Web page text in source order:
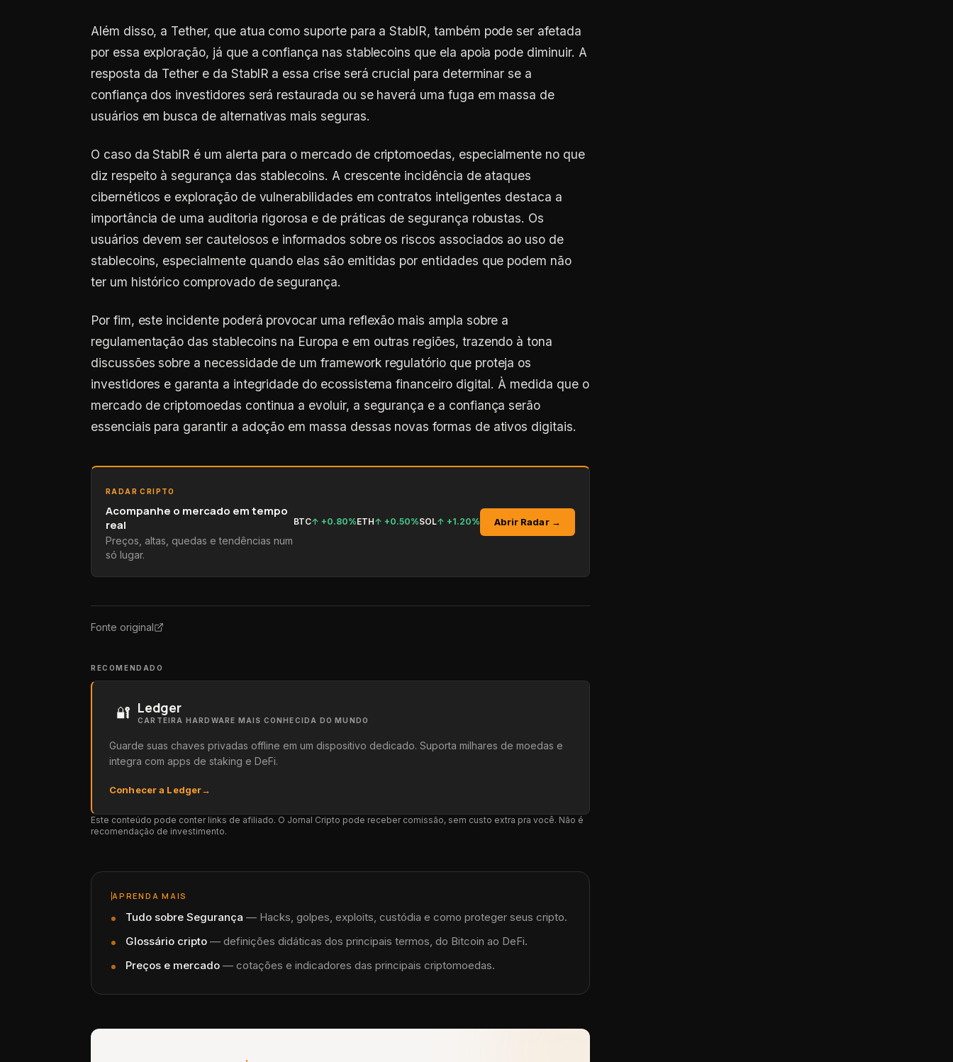
Além disso, a Tether, que atua como suporte para a StablR, também pode ser afetada
por essa exploração, já que a confiança nas stablecoins que ela apoia pode diminuir. A
resposta da Tether e da StablR a essa crise será crucial para determinar se a
confiança dos investidores será restaurada ou se haverá uma fuga em massa de
usuários em busca de alternativas mais seguras.
O caso da StablR é um alerta para o mercado de criptomoedas, especialmente no que
diz respeito à segurança das stablecoins. A crescente incidência de ataques
cibernéticos e exploração de vulnerabilidades em contratos inteligentes destaca a
importância de uma auditoria rigorosa e de práticas de segurança robustas. Os
usuários devem ser cautelosos e informados sobre os riscos associados ao uso de
stablecoins, especialmente quando elas são emitidas por entidades que podem não
ter um histórico comprovado de segurança.
Por fim, este incidente poderá provocar uma reflexão mais ampla sobre a
regulamentação das stablecoins na Europa e em outras regiões, trazendo à tona
discussões sobre a necessidade de um framework regulatório que proteja os
investidores e garanta a integridade do ecossistema financeiro digital. À medida que o
mercado de criptomoedas continua a evoluir, a segurança e a confiança serão
essenciais para garantir a adoção em massa dessas novas formas de ativos digitais.
RADAR CRIPTO
Acompanhe o mercado em tempo
real
Preços, altas, quedas e tendências num
só lugar.
BTC↑ +0.80%ETH↑ +0.50%SOL↑ +1.20% Abrir Radar →
Fonte original
RECOMENDADO
🔐 Ledger
CARTEIRA HARDWARE MAIS CONHECIDA DO MUNDO
Guarde suas chaves privadas offline em um dispositivo dedicado. Suporta milhares de moedas e
integra com apps de staking e DeFi.
Conhecer a Ledger→
Este conteúdo pode conter links de afiliado. O Jornal Cripto pode receber comissão, sem custo extra pra você. Não é
recomendação de investimento.
APRENDA MAIS
Tudo sobre Segurança — Hacks, golpes, exploits, custódia e como proteger seus cripto.
Glossário cripto — definições didáticas dos principais termos, do Bitcoin ao DeFi.
Preços e mercado — cotações e indicadores das principais criptomoedas.